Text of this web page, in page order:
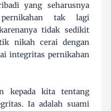
yang seharusnya
tak lagi
tidak sedikit
nikah cerai dengan
integritas pernikahan
kepada kita tentang
Ia adalah suami